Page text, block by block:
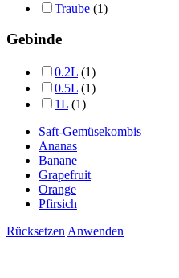
Traube (1)
Gebinde
0.2L (1)
0.5L (1)
1L (1)
Saft-Gemüsekombis
Ananas
Banane
Grapefruit
Orange
Pfirsich
Rücksetzen Anwenden